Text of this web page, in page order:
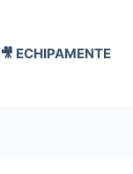
🎥 ECHIPAMENTE